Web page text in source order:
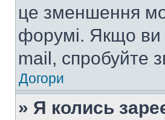
це зменшення
форумі. Якщо ви
mail, спробуйте
Догори
» Я колись